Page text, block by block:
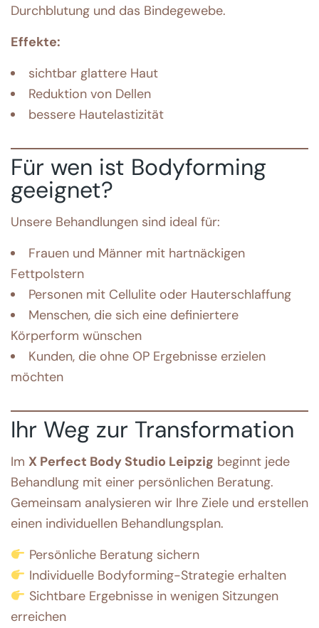
Durchblutung und das Bindegewebe.
Effekte:
sichtbar glattere Haut
Reduktion von Dellen
bessere Hautelastizität
Für wen ist Bodyforming
geeignet?
Unsere Behandlungen sind ideal für:
Frauen und Männer mit hartnäckigen
Fettpolstern
Personen mit Cellulite oder Hauterschlaffung
Menschen, die sich eine definiertere
Körperform wünschen
Kunden, die ohne OP Ergebnisse erzielen
möchten
Ihr Weg zur Transformation
Im X Perfect Body Studio Leipzig beginnt jede
Behandlung mit einer persönlichen Beratung.
Gemeinsam analysieren wir Ihre Ziele und erstellen
einen individuellen Behandlungsplan.
Persönliche Beratung sichern
Individuelle Bodyforming-Strategie erhalten
Sichtbare Ergebnisse in wenigen Sitzungen
erreichen